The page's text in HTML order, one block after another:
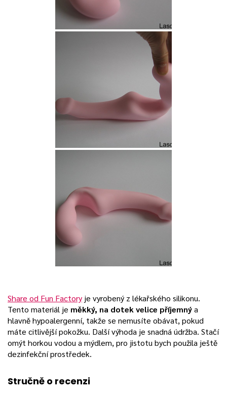
Share od Fun Factory je vyrobený z lékařského silikonu.
Tento materiál je měkký, na dotek velice příjemnýa
hlavně hypoalergenní, takže se nemusíte obávat, pokud
máte citlivější pokožku. Další výhoda je snadná údržba. Stačí
omýt horkou vodou a mýdlem, pro jistotu bych použila ještě
dezinfekční prostředek.
Stručně o recenzi